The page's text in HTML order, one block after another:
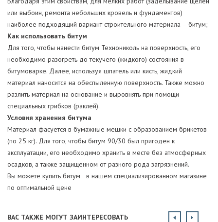
или выбоин, ремонта небольших кровель и фундаментов)
наиболее подходящий вариант строительного материала – битум;
Как использовать битум
Для того, чтобы нанести битум Технониколь на поверхность, его
необходимо разогреть до текучего (жидкого) состояния в
битумоварке. Далее, используя шпатель или кисть, жидкий
материал наносится на обеспыленную поверхность. Также можно
разлить материал на основание и выровнять при помощи
специальных грибков (раклей).
Условия хранения битума
Материал фасуется в бумажные мешки с образованием брикетов
(по 25 кг). Для того, чтобы битум 90/30 был пригоден к
эксплуатации, его необходимо хранить в месте без атмосферных
осадков, а также защищённом от разного рода загрязнений.
Вы можете купить битум в нашем специализированном магазине
по оптимальной цене
ВАС ТАКЖЕ МОГУТ ЗАИНТЕРЕСОВАТЬ